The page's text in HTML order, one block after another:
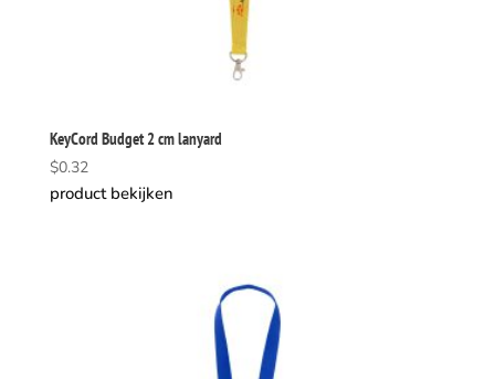
KeyCord Budget 2 cm lanyard
$0.32
product bekijken